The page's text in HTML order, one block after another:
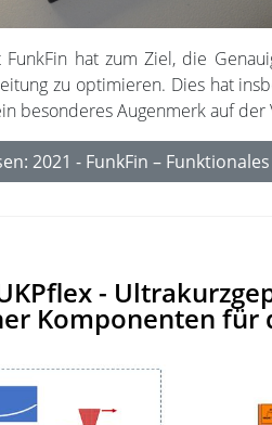
FunkFin hat zum Ziel, die
zu optimieren. Dies hat
besonderes Augenmerk auf
2021 - FunkFin –
-
Komponenten